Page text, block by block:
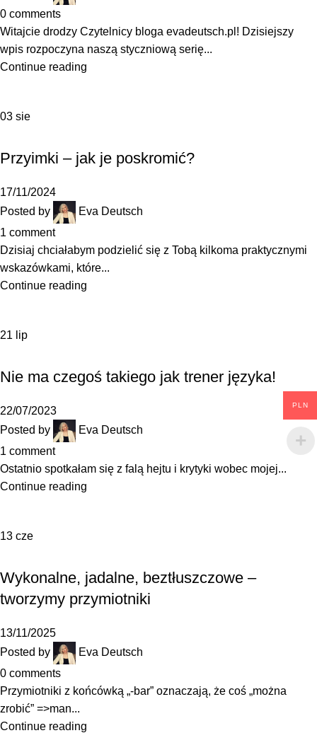
0 comments
Witajcie drodzy Czytelnicy bloga evadeutsch.pl! Dzisiejszy
wpis rozpoczyna naszą styczniową serię...
Continue reading
03 sie
Przyimki – jak je poskromić?
17/11/2024
Posted by
Eva Deutsch
1 comment
Dzisiaj chciałabym podzielić się z Tobą kilkoma praktycznymi
wskazówkami, które...
Continue reading
21 lip
Nie ma czegoś takiego jak trener języka!
22/07/2023
Posted by
Eva Deutsch
1 comment
Ostatnio spotkałam się z falą hejtu i krytyki wobec mojej...
Continue reading
13 cze
Wykonalne, jadalne, beztłuszczowe –
tworzymy przymiotniki
13/11/2025
Posted by
Eva Deutsch
0 comments
Przymiotniki z końcówką „-bar” oznaczają, że coś „można
zrobić” =>man...
Continue reading
PLN